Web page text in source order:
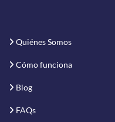
Quiénes Somos
Cómo funciona
Blog
FAQs